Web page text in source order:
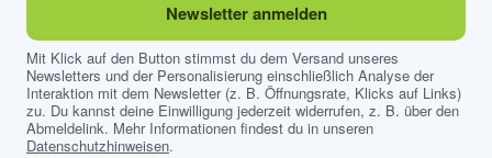
Newsletter anmelden
Mit Klick auf den Button stimmst du dem Versand unseres
Newsletters und der Personalisierung einschließlich Analyse der
Interaktion mit dem Newsletter (z. B. Öffnungsrate, Klicks auf Links)
zu. Du kannst deine Einwilligung jederzeit widerrufen, z. B. über den
Abmeldelink. Mehr Informationen findest du in unseren
Datenschutzhinweisen.